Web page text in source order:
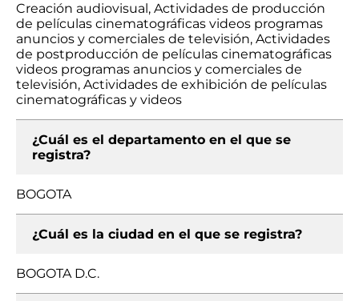
Creación audiovisual, Actividades de producción
de películas cinematográficas videos programas
anuncios y comerciales de televisión, Actividades
de postproducción de películas cinematográficas
videos programas anuncios y comerciales de
televisión, Actividades de exhibición de películas
cinematográficas y videos
¿Cuál es el departamento en el que se
registra?
BOGOTA
¿Cuál es la ciudad en el que se registra?
BOGOTA D.C.